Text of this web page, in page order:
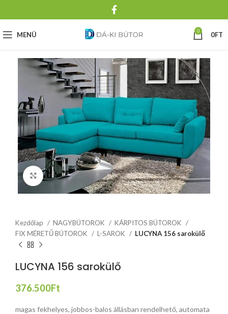
MENÜ 0 0FT
Click to enlarge
Kezdőlap NAGYBÚTOROK
KÁRPITOS BÚTOROK
FIX MÉRETŰ BÚTOROK
L-SAROK LUCYNA 156 sarokülő
LUCYNA 156 sarokülő
376.500Ft
magas fekhelyes, jobbos-balos állásban rendelhető, automata